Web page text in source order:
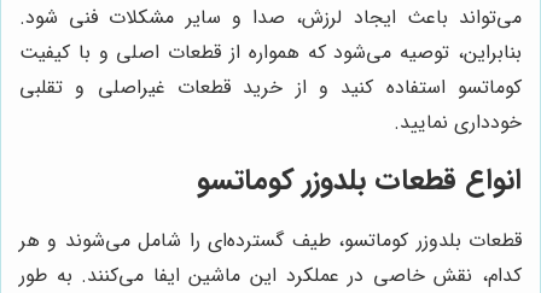
می‌تواند باعث ایجاد لرزش، صدا و سایر مشکلات فنی شود.
بنابراین، توصیه می‌شود که همواره از قطعات اصلی و با کیفیت
کوماتسو استفاده کنید و از خرید قطعات غیراصلی و تقلبی
خودداری نمایید.
انواع قطعات بلدوزر کوماتسو
قطعات بلدوزر کوماتسو، طیف گسترده‌ای را شامل می‌شوند و هر
کدام، نقش خاصی در عملکرد این ماشین ایفا می‌کنند. به طور